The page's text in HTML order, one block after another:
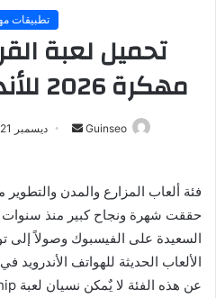
تطبيقات
مهكرة 2026 للأندرويد APK مجاناً
Guinseo
أرسل ديسمبر 21, 2025
فئة ألعاب المزارع والمدن والتطوير
حققت شهرة ونجاح كبير منذ سنوات
السعيدة على الفيسبوك وصولاً
الألعاب الحديثة للهواتف